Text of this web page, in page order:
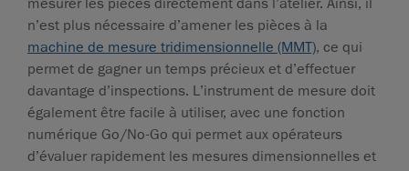
mesurer les pièces directement dans l’atelier. Ainsi, il
n’est plus nécessaire d’amener les pièces à la
machine de mesure tridimensionnelle (MMT), ce qui
permet de gagner un temps précieux et d’effectuer
davantage d’inspections. L’instrument de mesure doit
également être facile à utiliser, avec une fonction
numérique Go/No-Go qui permet aux opérateurs
d’évaluer rapidement les mesures dimensionnelles et